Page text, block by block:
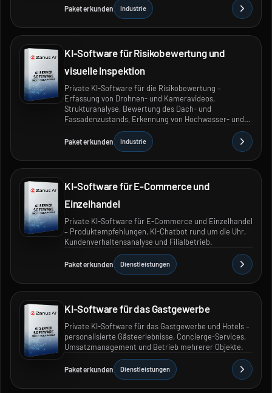
Paket erkunden Industrie
KI-Software für Risikobewertung und
visuelle Inspektion
Private KI-Software für die Risikobewertung –
Erfassung von Drohnen- und Kameravideos,
Strukturanalyse, Bewertung des Dach- und
Fassadenzustands, Erkennung von Hochwasser- und
Brandgefahren sowie automatisierte
Inspektionsberichte.
Paket erkunden Industrie
KI-Software für E-Commerce und
Einzelhandel
Private KI-Software für E-Commerce und Einzelhandel
– Produktempfehlungen, KI-Chatbot rund um die Uhr,
Kundenverhaltensanalyse und Filialbetrieb.
Paket erkunden Dienstleistungen
KI-Software für das Gastgewerbe
Private KI-Software für das Gastgewerbe und Hotels –
personalisierte Gästeerlebnisse, Concierge-Services,
Umsatzmanagement und Betrieb mehrerer Objekte.
Paket erkunden Dienstleistungen